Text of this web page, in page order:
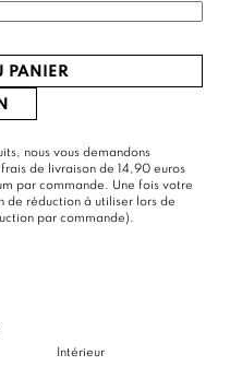
PANIER
nous vous demandons
de livraison de 14,90 euros
par commande. Une fois votre
de réduction à utiliser lors de
par commande).
Intérieur